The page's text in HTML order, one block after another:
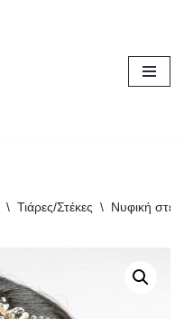
\ Τιάρες/Στέκες \ Νυφική